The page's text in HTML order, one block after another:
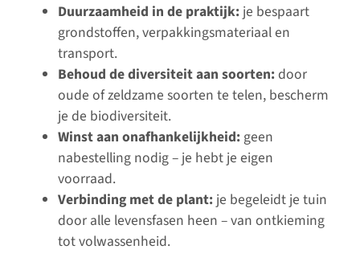
Duurzaamheid in de praktijk: je bespaart
grondstoffen, verpakkingsmateriaal en
transport.
Behoud de diversiteit aan soorten:door
oude of zeldzame soorten te telen, bescherm
je de biodiversiteit.
Winst aan onafhankelijkheid: geen
nabestelling nodig – je hebt je eigen
voorraad.
Verbinding met de plant: je begeleidt je tuin
door alle levensfasen heen – van ontkieming
tot volwassenheid.